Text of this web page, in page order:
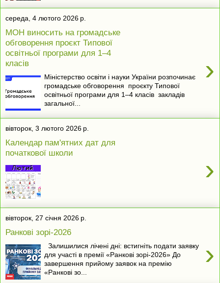
середа, 4 лютого 2026 р.
МОН виносить на громадське
обговорення проєкт Типової
освітньої програми для 1–4
класів
›
Міністерство освіти і науки України розпочинає
громадське обговорення проєкту Типової
освітньої програми для 1–4 класів закладів
загальної...
вівторок, 3 лютого 2026 р.
Календар пам'ятних дат для
початкової школи
›
вівторок, 27 січня 2026 р.
Ранкові зорі-2026
›
Залишилися лічені дні: встигніть подати заявку
для участі в премії «Ранкові зорі-2026» До
завершення прийому заявок на премію
«Ранкові зо...